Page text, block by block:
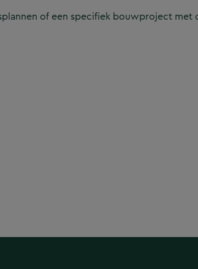
of een specifiek bouwproject met